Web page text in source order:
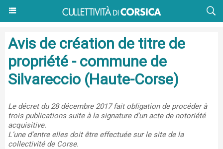
Avis de création de titre de
propriété - commune de
Silvareccio (Haute-Corse)
Le décret du 28 décembre 2017 fait obligation de procéder à
trois publications suite à la signature d’un acte de notoriété
acquisitive.
L’une d’entre elles doit être effectuée sur le site de la
collectivité de Corse.